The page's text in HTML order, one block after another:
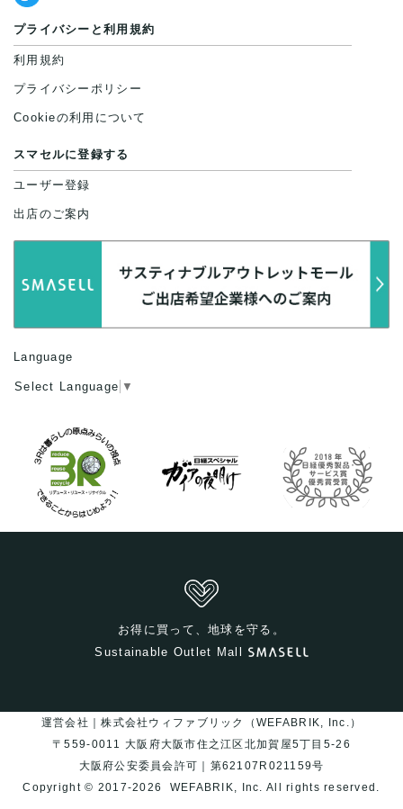
プライバシーと利用規約
利用規約
プライバシーポリシー
Cookieの利用について
スマセルに登録する
ユーザー登録
出店のご案内
Language
Select Language ▼
お得に買って、地球を守る。
Sustainable Outlet Mall
運営会社｜株式会社ウィファブリック（WEFABRIK, Inc.）
〒559-0011 大阪府大阪市住之江区北加賀屋5丁目5-26
大阪府公安委員会許可｜第62107R021159号
Copyright © 2017-2026
WEFABRIK, Inc.All rights reserved.